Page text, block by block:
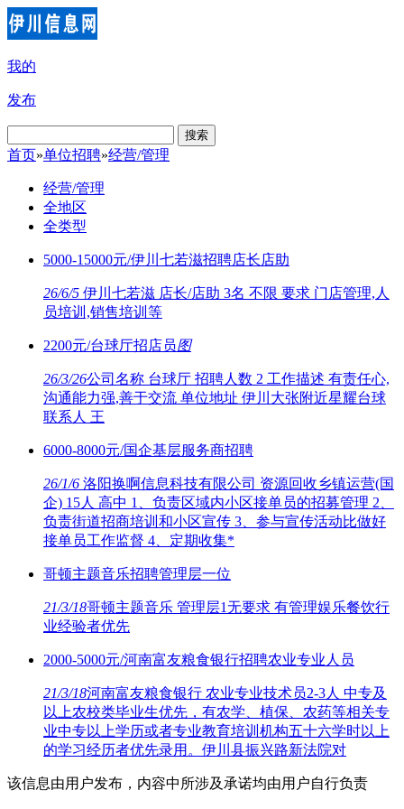
我的
发布
搜索
首页»单位招聘»经营/管理
经营/管理
全地区
全类型
5000-15000元/伊川七若滋招聘店长店助
26/6/5 伊川七若滋 店长/店助 3名 不限 要求 门店管理,人
员培训,销售培训等
2200元/台球厅招店员图
26/3/26公司名称 台球厅 招聘人数 2 工作描述 有责任心,
沟通能力强,善于交流 单位地址 伊川大张附近星耀台球
联系人 王
6000-8000元/国企基层服务商招聘
26/1/6 洛阳换啊信息科技有限公司 资源回收乡镇运营(国
企) 15人 高中 1、负责区域内小区接单员的招募管理 2、
负责街道招商培训和小区宣传 3、参与宣传活动比做好
接单员工作监督 4、定期收集*
哥顿主题音乐招聘管理层一位
21/3/18哥顿主题音乐 管理层1无要求 有管理娱乐餐饮行
业经验者优先
2000-5000元/河南富友粮食银行招聘农业专业人员
21/3/18河南富友粮食银行 农业专业技术员2-3人 中专及
以上农校类毕业生优先，有农学、植保、农药等相关专
业中专以上学历或者专业教育培训机构五十六学时以上
的学习经历者优先录用。伊川县振兴路新法院对
该信息由用户发布，内容中所涉及承诺均由用户自行负责